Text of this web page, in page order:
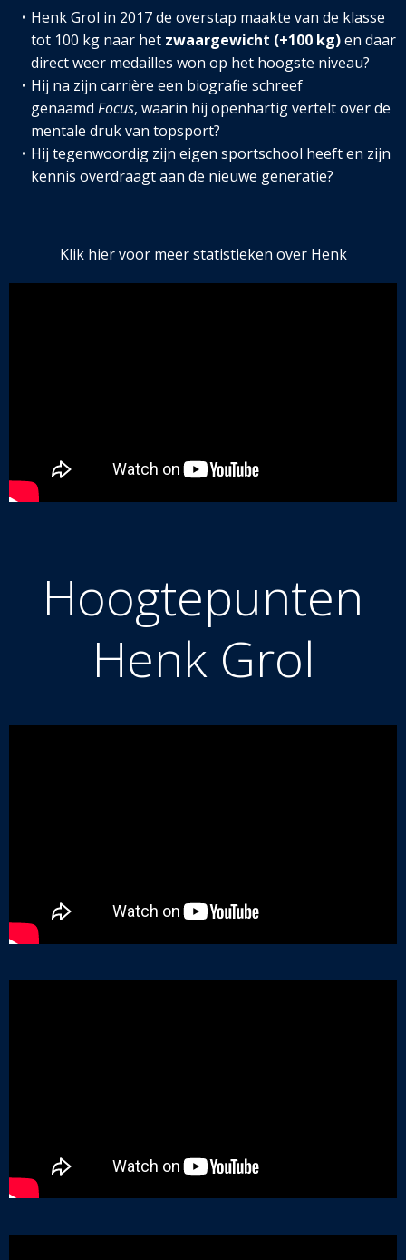
Henk Grol in 2017 de overstap maakte van de klasse
tot 100 kg naar het zwaargewicht (+100 kg)en daar
direct weer medailles won op het hoogste niveau?
Hij na zijn carrière een biografie schreef
genaamd Focus, waarin hij openhartig vertelt over de
mentale druk van topsport?
Hij tegenwoordig zijn eigen sportschool heeft en zijn
kennis overdraagt aan de nieuwe generatie?
Klik hier voor meer statistieken over Henk
Hoogtepunten
Henk Grol